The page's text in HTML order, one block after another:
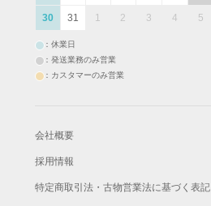
30 31 1 2 3 4 5
：休業日
：発送業務のみ営業
：カスタマーのみ営業
会社概要
採用情報
特定商取引法・古物営業法に基づく表記